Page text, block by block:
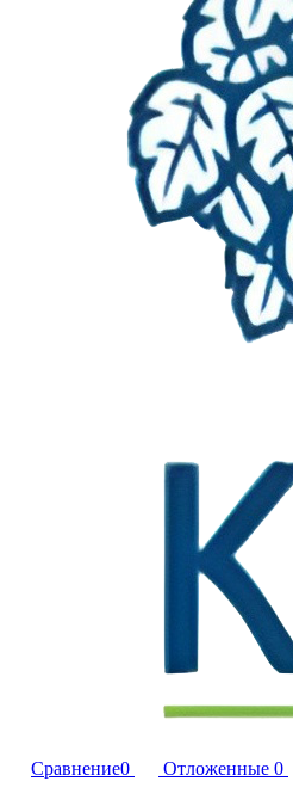
Сравнение0 Отложенные 0